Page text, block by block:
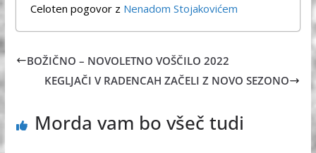
Celoten pogovor z Nenadom Stojakovićem
BOŽIČNO – NOVOLETNO VOŠČILO 2022
KEGLJAČI V RADENCAH ZAČELI Z NOVO SEZONO
Morda vam bo všeč tudi